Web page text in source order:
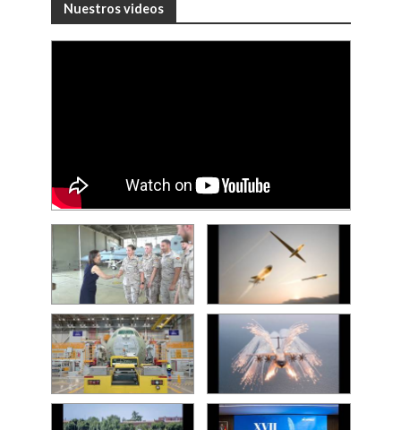
Nuestros videos